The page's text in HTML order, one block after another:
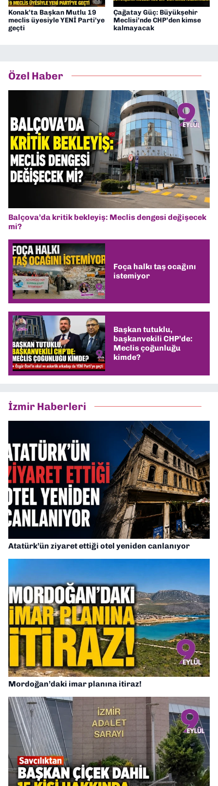
Konak’ta Başkan Mutlu 19
meclis üyesiyle YENİ Parti’ye
geçti
Çağatay Güç: Büyükşehir
Meclisi’nde CHP’den kimse
kalmayacak
Özel Haber
Balçova’da kritik bekleyiş: Meclis dengesi değişecek
mi?
Foça halkı taş ocağını
istemiyor
Başkan tutuklu,
başkanvekili CHP’de:
Meclis çoğunluğu
kimde?
İzmir Haberleri
Atatürk’ün ziyaret ettiği otel yeniden canlanıyor
Mordoğan’daki imar planına itiraz!